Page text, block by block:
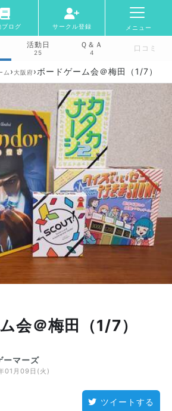
ブログ サークル登録 メニュー
活動日
25
Ｑ＆Ａ
4 口コミ
ム › 大阪府›ボードゲーム会＠梅田（1/7）
会＠梅田（1/7）
ーマーズ
01月09日(火)
ツイートする